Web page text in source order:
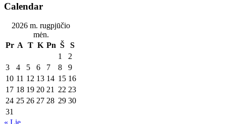
Calendar
2026 m. rugpjūčio
mėn.
Pr A T K Pn Š
S
1
2
3
4 5 6 7 8
9
10 11 12 13 14 15 16
17 18 19 20 21 22 23
24 25 26 27 28 29 30
31